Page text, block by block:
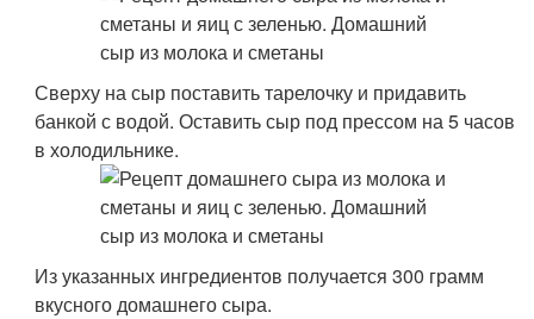
Сверху на сыр поставить тарелочку и придавить
банкой с водой. Оставить сыр под прессом на 5 часов
в холодильнике.
Из указанных ингредиентов получается 300 грамм
вкусного домашнего сыра.